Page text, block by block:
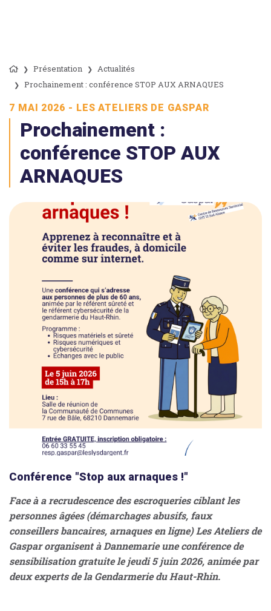
Présentation
Actualités
Prochainement : conférence STOP AUX ARNAQUES
7 MAI 2026 - LES ATELIERS DE GASPAR
Prochainement :
conférence STOP AUX
ARNAQUES
Conférence "Stop aux arnaques !"
Face à a recrudescence des escroqueries ciblant les
personnes âgées (démarchages abusifs, faux
conseillers bancaires, arnaques en ligne) Les Ateliers de
Gaspar organisent à Dannemarie une conférence de
sensibilisation gratuite le jeudi 5 juin 2026, animée par
deux experts de la Gendarmerie du Haut-Rhin.